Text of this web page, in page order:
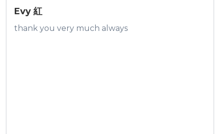
Evy 紅
thank you very much always